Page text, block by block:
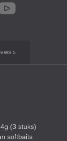
5
(3 stuks)
softbaits